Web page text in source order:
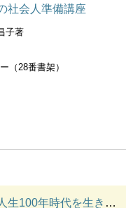
社会人準備講座
子著
（28番書架）
年時代を生き抜く力